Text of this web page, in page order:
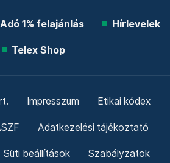
Adó 1% felajánlás Hírlevelek
Telex Shop
Impresszum Etikai kódex
Adatkezelési tájékoztató
Süti beállítások Szabályzatok